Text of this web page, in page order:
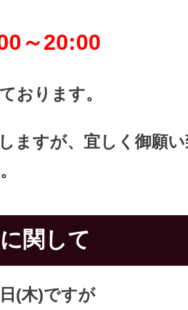
～20:00
おります。
ますが、 宜しく御願い
関して
(木)ですが